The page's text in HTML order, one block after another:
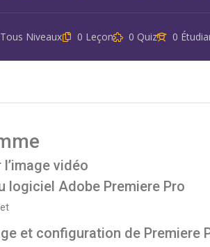
Tous Niveaux 0 Leçon 0 Quiz 0
l’image vidéo
logiciel Adobe Premiere Pro
et configuration de Premiere